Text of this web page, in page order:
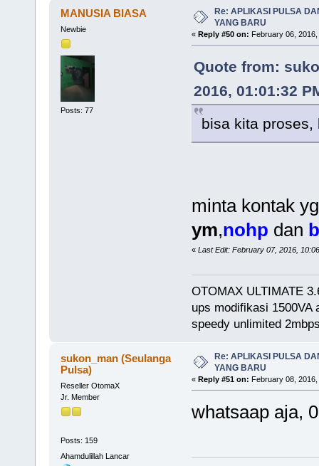
MANUSIA BIASA
Newbie
Posts: 77
Re: APLIKASI PULSA
YANG BARU
« Reply #50 on: February 06, 2016,
Quote from:
2016, 01:01:32
bisa kita proses,
minta kontak
ym,nohp dan
« Last Edit: February 07, 2016,
OTOMAX ULTIMATE
ups modifikasi 1500VA
speedy unlimited
sukon_man (Seulanga
Pulsa)
Reseller OtomaX
Jr. Member
Posts: 159
Ahamdulillah Lancar
Re: APLIKASI PULSA
YANG BARU
« Reply #51 on: February 08,
whatsaap aja,